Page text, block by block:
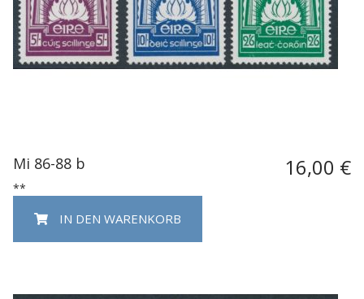
Mi 86-88 b 16,00 €
**
IN DEN WARENKORB